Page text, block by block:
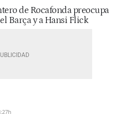
de Rocafonda preocupa
Barça y a Hansi Flick